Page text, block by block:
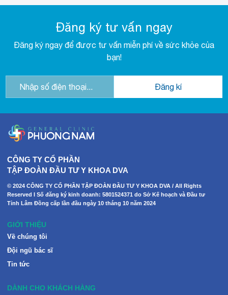
Đăng ký tư vấn ngay
Đăng ký ngay để được tư vấn miễn phí về sức khỏe của
bạn!
CÔNG TY CỔ PHẦN
TẬP ĐOÀN ĐẦU TƯ Y KHOA DVA
© 2024 CÔNG TY CỔ PHẦN TẬP ĐOÀN ĐẦU TƯ Y KHOA DVA / All Rights
Reserved I Số đăng ký kinh doanh: 5801524371 do Sở Kế hoạch và Đầu tư
Tỉnh Lâm Đồng cấp lần đầu ngày 10 tháng 10 năm 2024
GIỚI THIỆU
Về chúng tôi
Đội ngũ bác sĩ
Tin tức
DÀNH CHO KHÁCH HÀNG